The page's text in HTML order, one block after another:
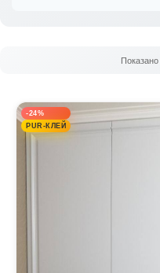
Показано
-24%
PUR-КЛЕЙ